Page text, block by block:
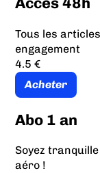
Tous les
engagement
4.5 €
Acheter
Abo 1 an
Soyez
aéro !